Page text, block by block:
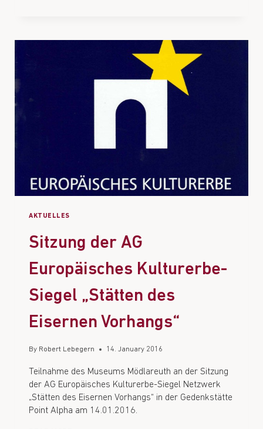
AKTUELLES
Sitzung der AG
Europäisches Kulturerbe-
Siegel „Stätten des
Eisernen Vorhangs“
By Robert Lebegern 14. January 2016
Teilnahme des Museums Mödlareuth an der Sitzung
der AG Europäisches Kulturerbe-Siegel Netzwerk
„Stätten des Eisernen Vorhangs“ in der Gedenkstätte
Point Alpha am 14.01.2016.